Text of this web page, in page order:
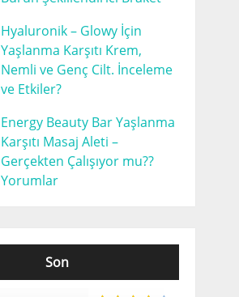
Hyaluronik – Glowy İçin
Yaşlanma Karşıtı Krem,
Nemli ve Genç Cilt. İnceleme
ve Etkiler?
Energy Beauty Bar Yaşlanma
Karşıtı Masaj Aleti –
Gerçekten Çalışıyor mu??
Yorumlar
Son